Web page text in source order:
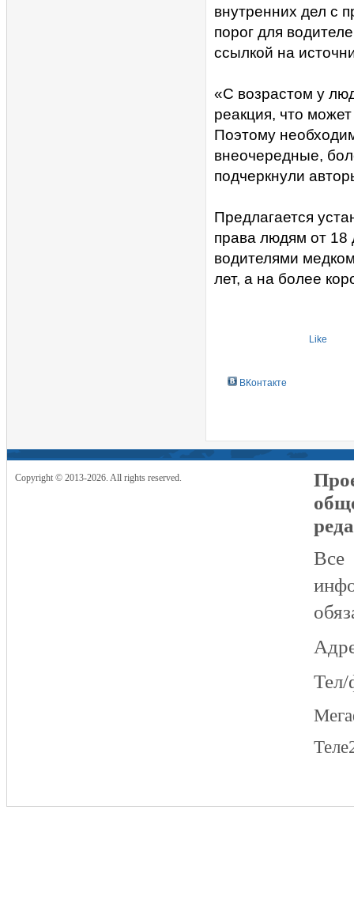
внутренних дел с
порог для
ссылкой на
«С возрастом у
реакция, что
Поэтому
внеочередные,
подчеркнули
Предлагается
права людям от 18
водителями
лет, а на более
Like
ВКонтакте
Copyright © 2013-2026. All rights reserved.